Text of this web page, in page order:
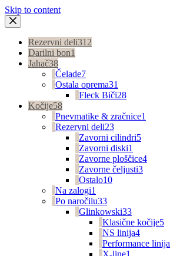
Skip to content
Rezervni deli312
Darilni bon1
Jahač38
Čelade7
Ostala oprema31
Fleck Biči28
Kočije58
Pnevmatike & zračnice1
Rezervni deli23
Zavorni cilindri5
Zavorni diski1
Zavorne ploščice4
Zavorne čeljusti3
Ostalo10
Na zalogi1
Po naročilu33
Glinkowski33
Klasične kočije5
NS linija4
Performance linija
X-line1